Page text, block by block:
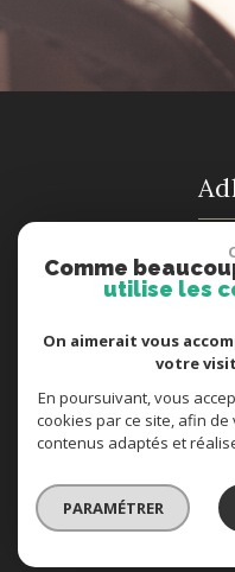
© 2026 | Tous droits
Plan du site- Mentions légales- Nos
un seul site
Comme
utilise les
On aimerait vous
votre
En poursuivant, vous
cookies par ce site, afin
contenus adaptés et
PARAMÉTRER